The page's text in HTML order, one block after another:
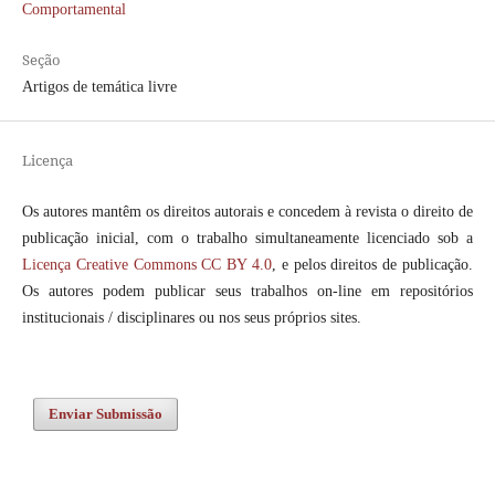
Comportamental
Seção
Artigos de temática livre
Licença
Os autores mantêm os direitos autorais e concedem à revista o direito de
publicação inicial, com o trabalho simultaneamente licenciado sob a
Licença Creative Commons CC BY 4.0, e pelos direitos de publicação.
Os autores podem publicar seus trabalhos on-line em repositórios
institucionais / disciplinares ou nos seus próprios sites.
Enviar Submissão